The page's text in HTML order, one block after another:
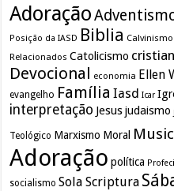
Adoração
Posição da IASD Biblia Calvinismo
Relacionados Catolicismo
Devocional economia Ellen
evangelho Família Iasd Icar
interpretação Jesusjudaismo
Teológico Marxismo Moral
Adoração política
socialismo Sola Scriptura